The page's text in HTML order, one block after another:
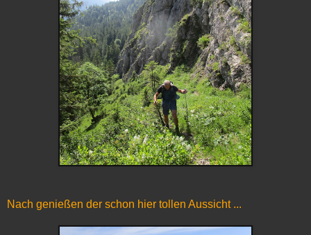
Nach genießen der schon hier tollen Aussicht ...